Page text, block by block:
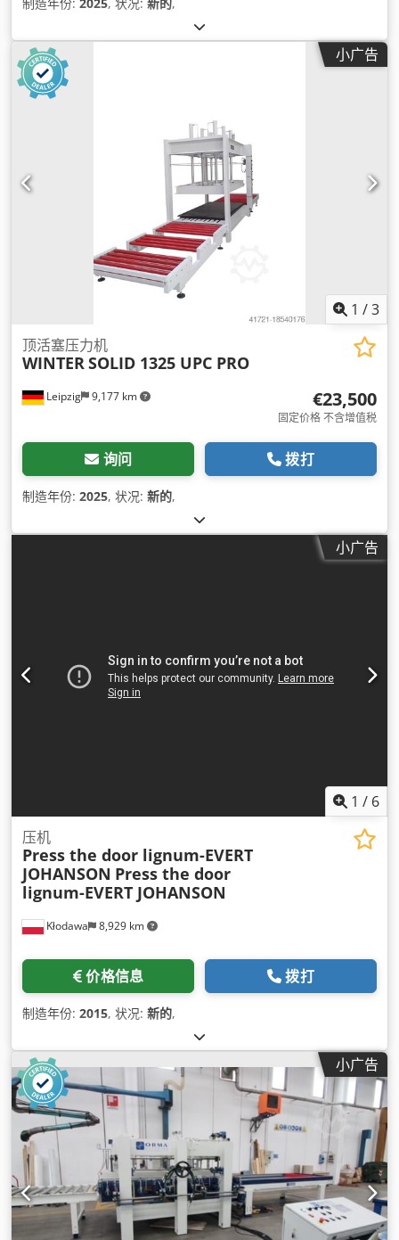
小广告
1 /3
Leipzig 9,177 km
顶活塞压力机
WINTER SOLID 1325 UPC PRO
€23,500
固定价格 不含增值税
询问 拨打
制造年份: 2025, 状况: 新的,
小广告
1 / 6
Kłodawa 8,929 km
压机
Press the door lignum-EVERT
JOHANSON Press the door
lignum-EVERT JOHANSON
价格信息 拨打
制造年份: 2015, 状况: 新的,
小广告